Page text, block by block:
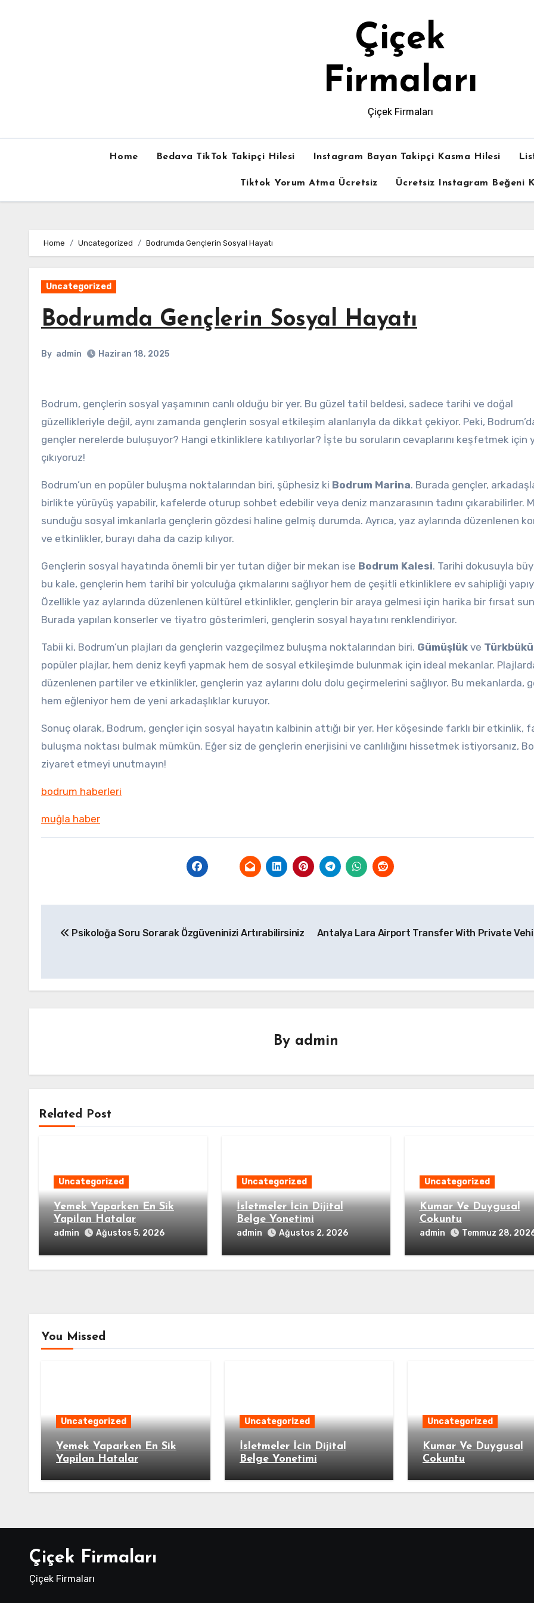
Çiçek
Firmaları
Çiçek Firmaları
Home Bedava TikTok Takipçi Hilesi Instagram Bayan Takipçi Kasma Hilesi
Tiktok Yorum Atma Ücretsiz Ücretsiz Instagram Beğeni
Home Uncategorized Bodrumda Gençlerin Sosyal Hayatı
Uncategorized
Bodrumda Gençlerin Sosyal Hayatı
By admin Haziran 18, 2025
Bodrum, gençlerin sosyal yaşamının canlı olduğu bir yer. Bu güzel tatil beldesi, sadece tarihi ve doğal
güzellikleriyle değil, aynı zamanda gençlerin sosyal etkileşim alanlarıyla da dikkat çekiyor. Peki,
gençler nerelerde buluşuyor? Hangi etkinliklere katılıyorlar? İşte bu soruların cevaplarını keşfetmek için
çıkıyoruz!
Bodrum’un en popüler buluşma noktalarından biri, şüphesiz ki Bodrum Marina. Burada gençler,
birlikte yürüyüş yapabilir, kafelerde oturup sohbet edebilir veya deniz manzarasının tadını çıkarabilirler.
sunduğu sosyal imkanlarla gençlerin gözdesi haline gelmiş durumda. Ayrıca, yaz aylarında düzenlenen
ve etkinlikler, burayı daha da cazip kılıyor.
Gençlerin sosyal hayatında önemli bir yer tutan diğer bir mekan ise Bodrum Kalesi. Tarihi dokusuyla
bu kale, gençlerin hem tarihî bir yolculuğa çıkmalarını sağlıyor hem de çeşitli etkinliklere ev sahipliği
Özellikle yaz aylarında düzenlenen kültürel etkinlikler, gençlerin bir araya gelmesi için harika bir fırsat
Burada yapılan konserler ve tiyatro gösterimleri, gençlerin sosyal hayatını renklendiriyor.
Tabii ki, Bodrum’un plajları da gençlerin vazgeçilmez buluşma noktalarından biri. Gümüşlük ve Türkbükü
popüler plajlar, hem deniz keyfi yapmak hem de sosyal etkileşimde bulunmak için ideal mekanlar.
düzenlenen partiler ve etkinlikler, gençlerin yaz aylarını dolu dolu geçirmelerini sağlıyor. Bu mekanlarda,
hem eğleniyor hem de yeni arkadaşlıklar kuruyor.
Sonuç olarak, Bodrum, gençler için sosyal hayatın kalbinin attığı bir yer. Her köşesinde farklı bir etkinlik,
buluşma noktası bulmak mümkün. Eğer siz de gençlerin enerjisini ve canlılığını hissetmek istiyorsanız,
ziyaret etmeyi unutmayın!
bodrum haberleri
muğla haber
gezinmesi
Psikoloğa Soru Sorarak Özgüveninizi Artırabilirsiniz Antalya Lara Airport Transfer With Private
By admin
Related Post
Uncategorized
Yemek Yaparken En Sik
Yapilan Hatalar
admin Ağustos 5, 2026
Uncategorized
İsletmeler İcin Dijital
Belge Yonetimi
admin Ağustos 2, 2026
Uncategorized
Kumar Ve Duygusal
Cokuntu
admin Temmuz 28,
You Missed
Uncategorized
Yemek Yaparken En Sik
Yapilan Hatalar
Uncategorized
İsletmeler İcin Dijital
Belge Yonetimi
Uncategorized
Kumar Ve Duygusal
Cokuntu
Çiçek Firmaları
Çiçek Firmaları